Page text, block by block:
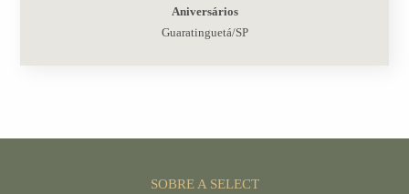
Aniversários
Guaratinguetá/SP
SOBRE A SELECT